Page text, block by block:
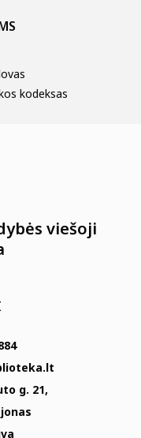
kodeksas
viešoji
g. 21,